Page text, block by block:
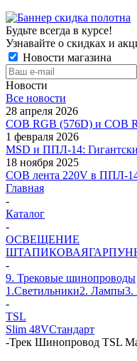
Будьте всегда в курсе!
Узнавайте о скидках и
Новости магазина
Новости
Все новости
28 апреля 2026
COB RGB (576D) и COB
1 февраля 2026
MSD и ППЛ-14:
18 ноября 2025
COB лента 220V в ППЛ-
Главная
-
Каталог
-
ОСВЕЩЕНИЕ
ШТАПИКОВАЯ
-
9. Трековые шинопроводы
1.Светильники2. Лампы3.
-
TSL
Slim 48VСтандарт
-Трек Шинопровод TSL